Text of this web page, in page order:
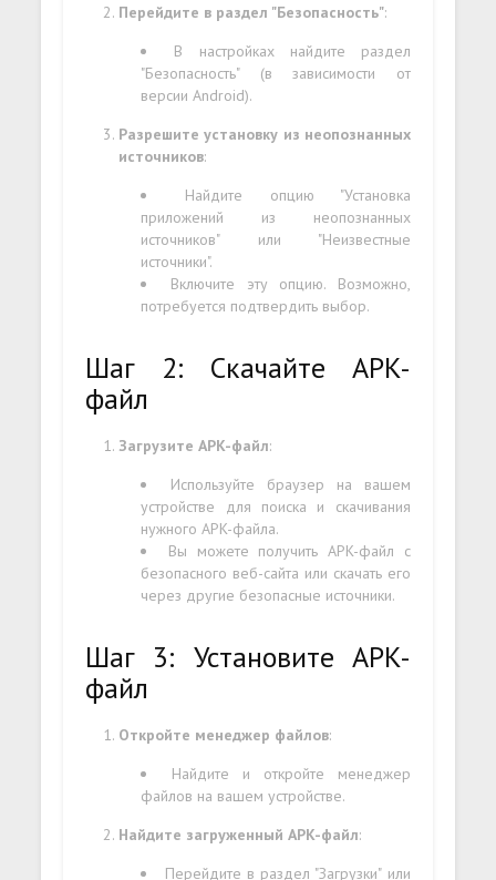
Перейдите в раздел "Безопасность":
В настройках найдите раздел
"Безопасность" (в зависимости от
версии Android).
Разрешите установку из неопознанных
источников:
Найдите опцию "Установка
приложений из неопознанных
источников" или "Неизвестные
источники".
Включите эту опцию. Возможно,
потребуется подтвердить выбор.
Шаг 2: Скачайте APK-
файл
Загрузите APK-файл:
Используйте браузер на вашем
устройстве для поиска и скачивания
нужного APK-файла.
Вы можете получить APK-файл с
безопасного веб-сайта или скачать его
через другие безопасные источники.
Шаг 3: Установите APK-
файл
Откройте менеджер файлов:
Найдите и откройте менеджер
файлов на вашем устройстве.
Найдите загруженный APK-файл:
Перейдите в раздел "Загрузки" или